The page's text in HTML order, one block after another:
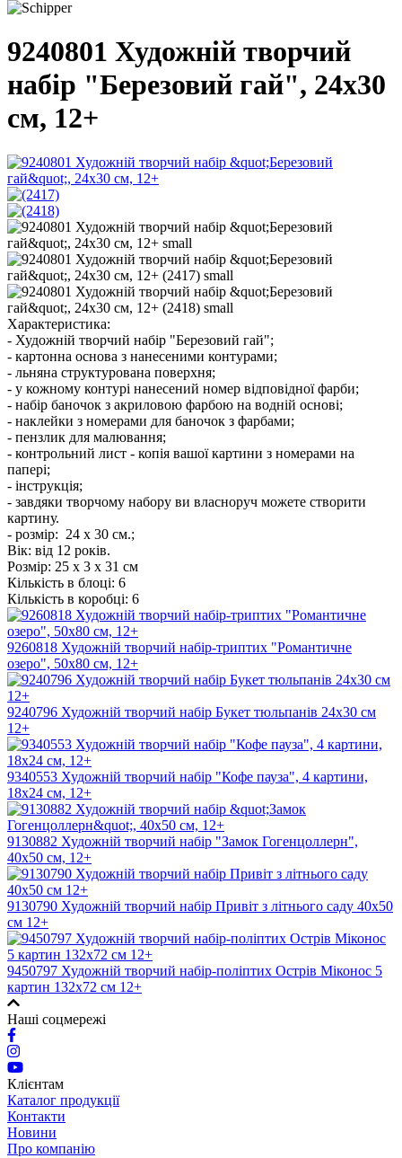
9240801 Художнiй творчий
набiр "Березовий гай", 24х30
см, 12+
Характеристика:
- Художній творчий набір "Березовий гай";
- картонна основа з нанесеними контурами;
- льняна структурована поверхня;
- у кожному контурі нанесений номер відповідної фарби;
- набір баночок з акриловою фарбою на водній основі;
- наклейки з номерами для баночок з фарбами;
- пензлик для малювання;
- контрольний лист - копія вашої картини з номерами на
папері;
- інструкція;
- завдяки творчому набору ви власноруч можете створити
картину.
- розмір: 24 х 30 см.;
Вік: від 12 років.
Розмір: 25 х 3 х 31 см
Кількість в блоці: 6
Кількість в коробці: 6
9260818 Художній творчий набір-триптих "Романтичне
озеро", 50х80 см, 12+
9240796 Художній творчий набір Букет тюльпанів 24х30 см
12+
9340553 Художній творчий набір "Кофе пауза", 4 картини,
18х24 см, 12+
9130882 Художній творчий набір "Замок Гогенцоллерн",
40х50 см, 12+
9130790 Художній творчий набір Привіт з літнього саду 40х50
см 12+
9450797 Художній творчий набір-поліптих Острів Міконос 5
картин 132х72 см 12+
Наші соцмережі
Клієнтам
Каталог продукції
Контакти
Новини
Про компанію